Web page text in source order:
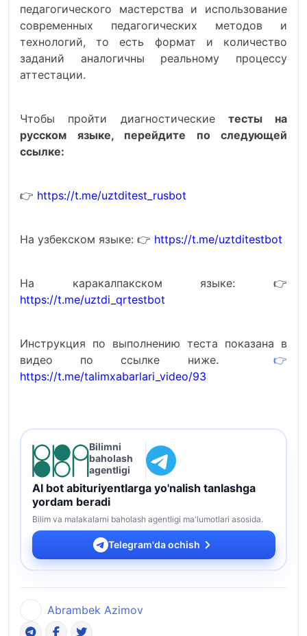
педагогического мастерства и использование
современных педагогических методов и
технологий, то есть формат и количество
заданий аналогичны реальному процессу
аттестации.
Чтобы пройти диагностические тесты на
русском языке, перейдите по следующей
ссылке:
👉 https://t.me/uztditest_rusbot
На узбекском языке: 👉 https://t.me/uztditestbot
На каракалпакском языке: 👉
https://t.me/uztdi_qrtestbot
Инструкция по выполнению теста показана в
видео по ссылке ниже. 👉
https://t.me/talimxabarlari_video/93
Bilimni
baholash
agentligi
AI bot abituriyentlarga yo'nalish tanlashga
yordam beradi
Bilim va malakalarni baholash agentligi ma'lumotlari asosida.
Telegram'da ochish
Abrambek Azimov